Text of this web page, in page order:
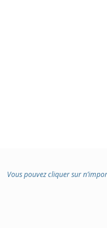
Vous pouvez cliquer sur